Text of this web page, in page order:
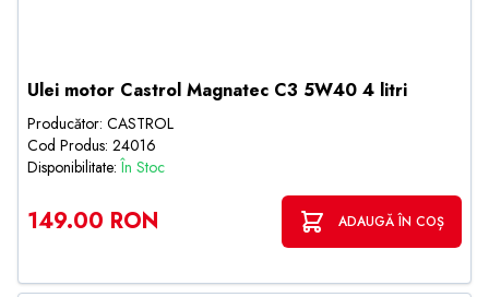
Ulei motor Castrol Magnatec C3 5W40 4 litri
Producător: CASTROL
Cod Produs: 24016
Disponibilitate:În Stoc
149.00 RON ADAUGĂ ÎN COȘ